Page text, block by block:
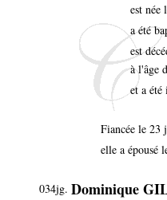
est née
a été
est
à l'âge
et a
Fiancée le 23
elle a épousé
034jg. Dominique